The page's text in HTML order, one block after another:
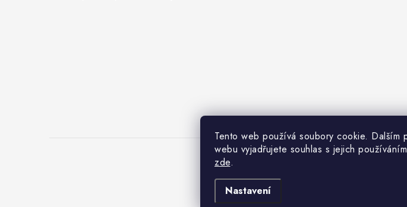
Tento web používá soubory cookie. Dalším
webu vyjadřujete souhlas s jejich
zde.
Nastavení